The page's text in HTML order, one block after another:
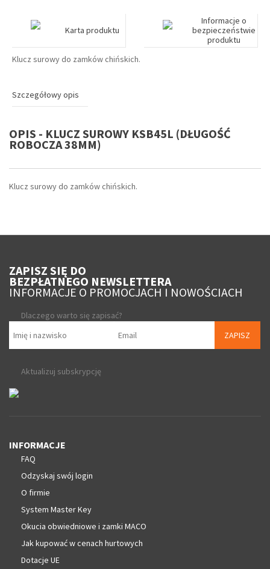
Karta produktu
Informacje o
bezpieczeństwie
produktu
Klucz surowy do zamków chińskich.
Szczegółowy opis
OPIS - KLUCZ SUROWY KSB45L (DŁUGOŚĆ
ROBOCZA 38MM)
Klucz surowy do zamków chińskich.
ZAPISZ SIĘ DO
BEZPŁATNEGO NEWSLETTERA
INFORMACJE O PROMOCJACH I NOWOŚCIACH
Dlaczego warto się zapisać?
ZAPISZ
Aktualizuj subskrypcję
INFORMACJE
FAQ
Odzyskaj swój login
O firmie
System Master Key
Okucia obwiedniowe i zamki MACO
Jak kupować w cenach hurtowych
Dotacje UE